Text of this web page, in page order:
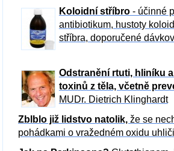
Koloidní stříbro- účinné
antibiotikum, hustoty
stříbra, doporučené
Odstranění rtuti, hliníku
toxinů z těla, včetně p
MUDr. Dietrich Klinghardt
Zblblo již lidstvo natolik, že se
pohádkami o vražedném oxidu